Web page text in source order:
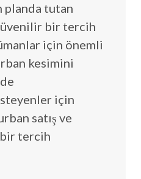
planda tutan
bir tercih
için önemli
kesimini
için
satış ve
tercih